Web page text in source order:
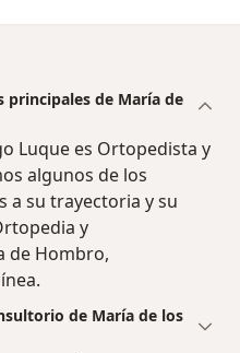
principales de María de
Luque es Ortopedista y
algunos de los
a su trayectoria y su
y
de Hombro,
de María de los